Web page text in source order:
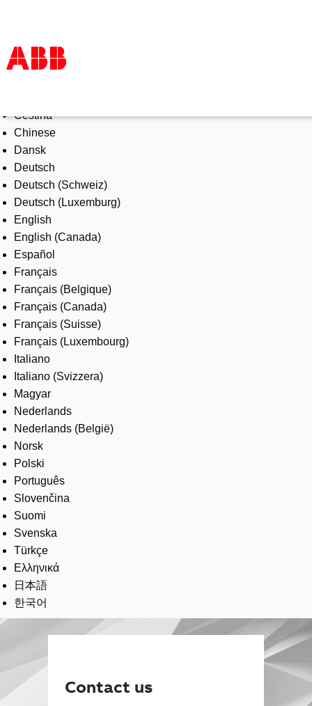
Products & Solutions
Industries
Services
About us
Where to buy
Contact us
Careers
Čeština
Chinese
Dansk
Deutsch
Deutsch (Schweiz)
Deutsch (Luxemburg)
English
English (Canada)
Español
Français
Français (Belgique)
Français (Canada)
Français (Suisse)
Français (Luxembourg)
Italiano
Italiano (Svizzera)
Magyar
Nederlands
Nederlands (België)
Norsk
Polski
Português
Slovenčina
Suomi
Svenska
Türkçe
Ελληνικά
日本語
한국어
Contact us